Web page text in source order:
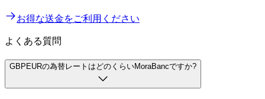
お得な送金をご利用ください
よくある質問
GBPEURの為替レートはどのくらいMoraBancですか?